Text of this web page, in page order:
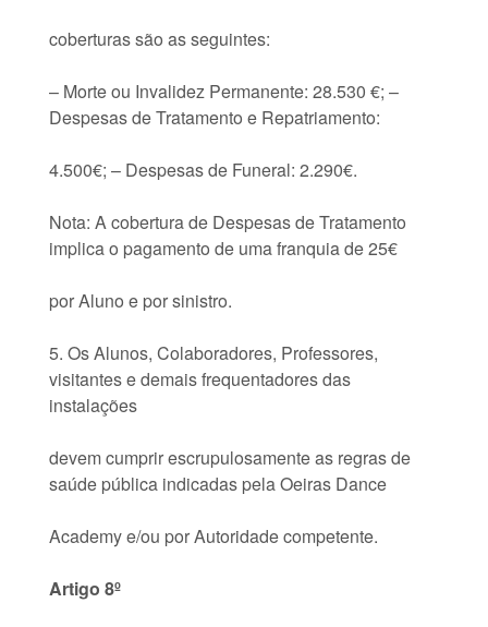
coberturas são as seguintes:
– Morte ou Invalidez Permanente: 28.530 €; –
Despesas de Tratamento e Repatriamento:
4.500€; – Despesas de Funeral: 2.290€.
Nota: A cobertura de Despesas de Tratamento
implica o pagamento de uma franquia de 25€
por Aluno e por sinistro.
5. Os Alunos, Colaboradores, Professores,
visitantes e demais frequentadores das
instalações
devem cumprir escrupulosamente as regras de
saúde pública indicadas pela Oeiras Dance
Academy e/ou por Autoridade competente.
Artigo 8º